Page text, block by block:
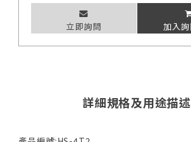
立即詢問 加入
詳細規格及用途描述